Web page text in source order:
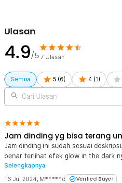
Kelengkapan Produk
Rincian yang Anda dapatkan untuk
1 x TaffHOME Jam Dinding Bulat
Dark 30cm
Ulasan
4.9/5 7 Ulasan
Semua 5 (6) 4 (1 )
Cari Ulasan
Jam dinding yg bisa terang
Jam dinding ini sudah sesuai
benar terlihat efek glow in the dark
dan terdiri dari warna hitam, putih,
penunjuk waktunya terlihat cocok
Selengkapnya
16 Jul 2024, M*****d Verified Buyer